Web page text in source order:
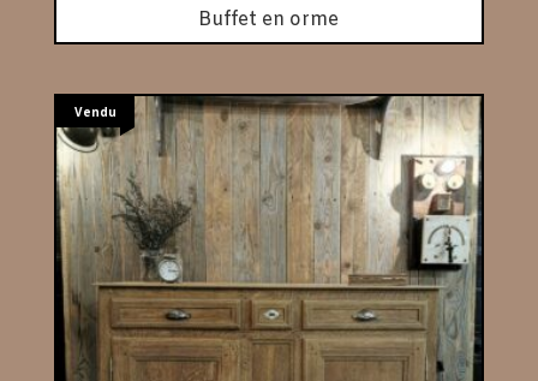
Buffet en orme
Vendu